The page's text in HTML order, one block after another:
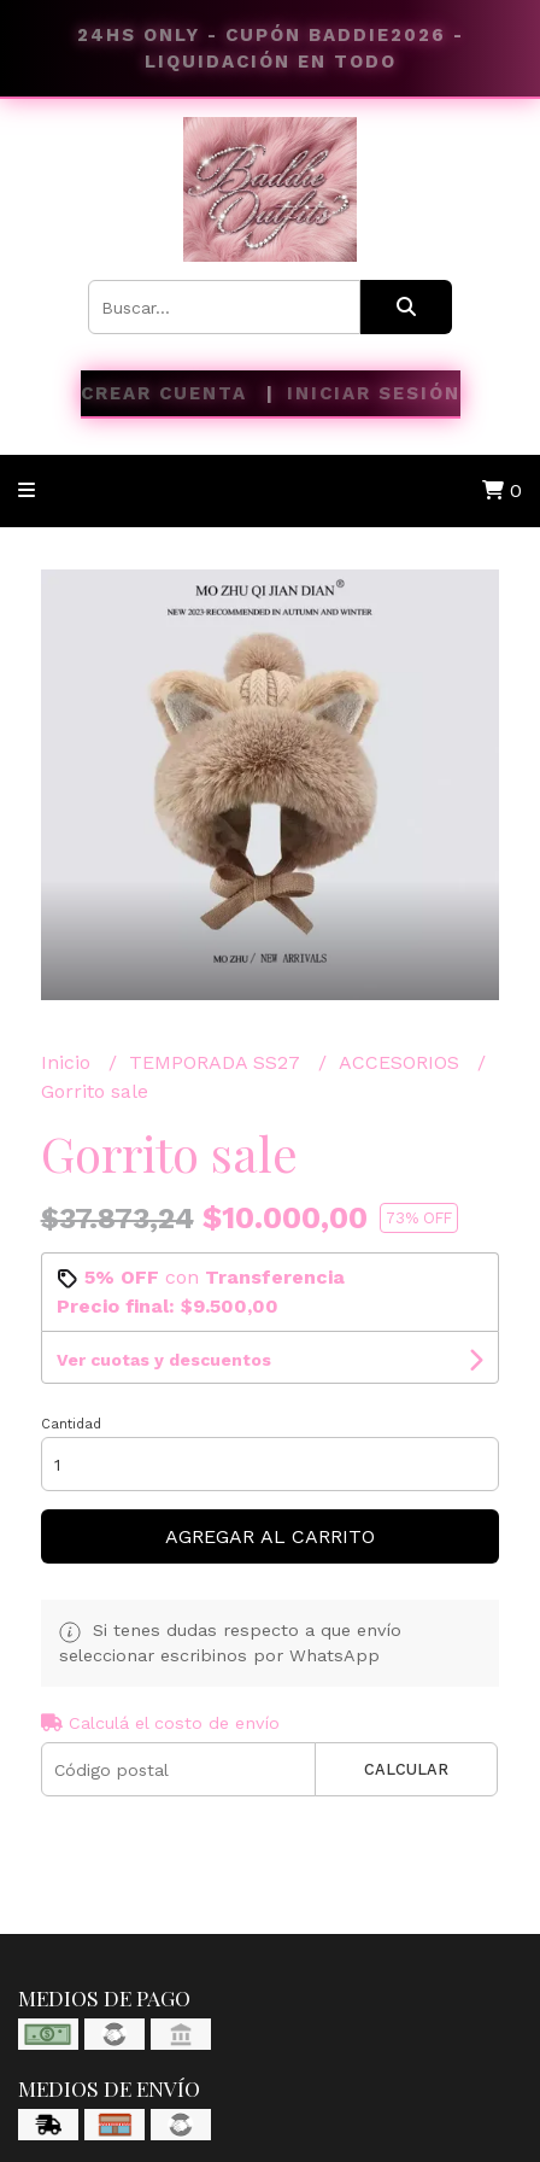
24HS ONLY - CUPÓN BADDIE2026 -
LIQUIDACIÓN EN TODO
CREAR CUENTA INICIAR SESIÓN
0
Inicio TEMPORADA SS27
ACCESORIOS
Gorrito sale
Gorrito sale
$37.873,24$10.000,00 73% OFF
5% OFF con Transferencia
Precio final: $9.500,00
Ver cuotas y descuentos
Cantidad
AGREGAR AL CARRITO
Si tenes dudas respecto a que envío
seleccionar escribinos por WhatsApp
Calculá el costo de envío
CALCULAR
MEDIOS DE PAGO
MEDIOS DE ENVÍO